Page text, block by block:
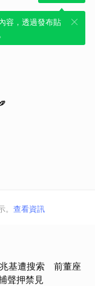
容，透過發布貼
查看資訊
兆基遭搜索 前董座
聲押禁見